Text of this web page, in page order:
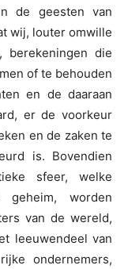
de geesten van
wij, louter omwille
berekeningen die
of te behouden
en de daaraan
er de voorkeur
en de zaken te
is. Bovendien
sfeer, welke
worden
van de wereld,
leeuwendeel van
ondernemers,